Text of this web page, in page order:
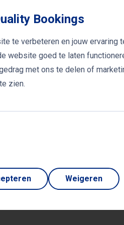
aan een duurzame
leert, is het effectief
regelmatig feedback te
en hierop inspelen.
bedrijven zich kunnen
Bookings
te verbeteren en jouw ervaring
website goed te laten
met ons te delen of
zien.
Weigeren